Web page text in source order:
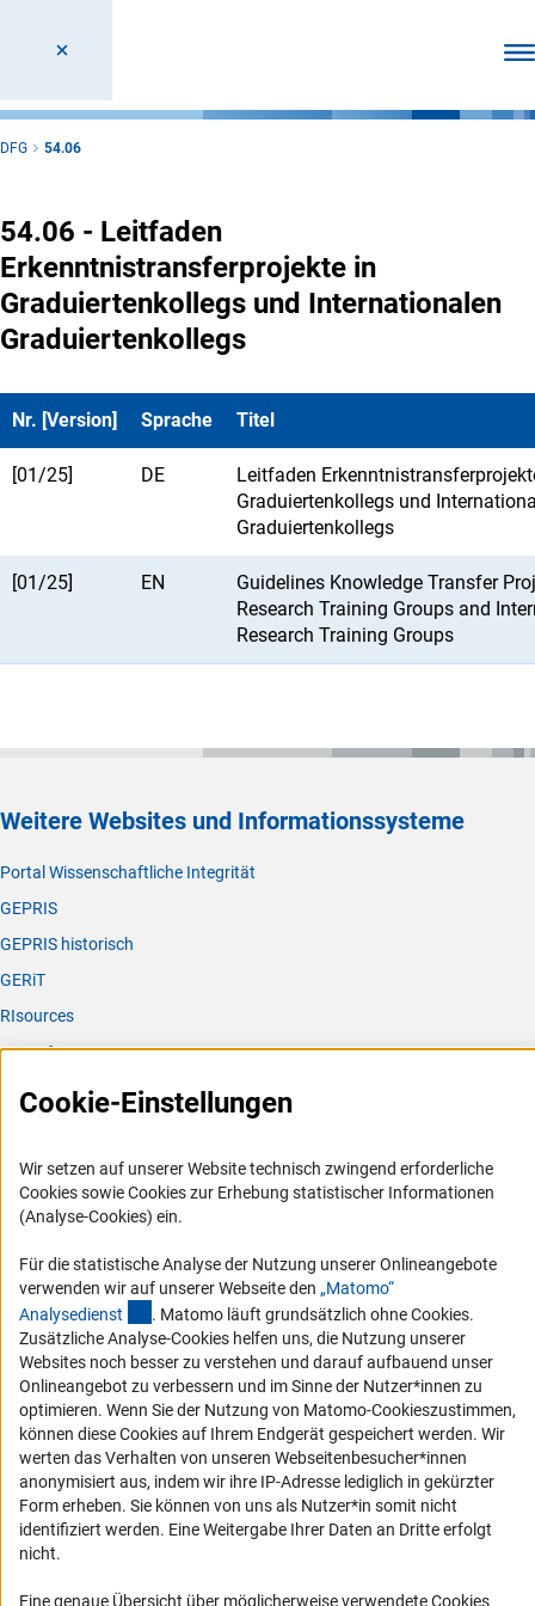
DFG 54.06
54.06 - Leitfaden
Erkenntnistransferprojekte in
Graduiertenkollegs und Internationalen
Graduiertenkollegs
Nr. [Version] Sprache Titel
[01/25] DE
Leitfaden
Graduiertenkollegs und
Graduiertenkollegs
[01/25] EN
Guidelines Knowledge Transfer
Research Training Groups and
Research Training Groups
Weitere Websites und Informationssysteme
Portal Wissenschaftliche Integrität
GEPRIS
GEPRIS historisch
GERiT
RIsources
Service
Presse
Karriere
Logo und Corporate Design
Compliance
Vergabeverfahren
Barrierefreiheit
Service und Informationen für Menschen mit Behinderungen
Erklärung zur Barrierefreiheit
Barriere melden
DFG-aktuell
schauen Sie sich die Ausgaben online an.
Cookie-Einstellungen
Wir setzen auf unserer Website technisch zwingend erforderliche
Cookies sowie Cookies zur Erhebung statistischer Informationen
(Analyse-Cookies) ein.
Für die statistische Analyse der Nutzung unserer Onlineangebote
verwenden wir auf unserer Webseite den „Matomo“
Analysedienst (externer Link)
. Matomo läuft grundsätzlich ohne Cookies.
Zusätzliche Analyse-Cookies helfen uns, die Nutzung unserer
Websites noch besser zu verstehen und darauf aufbauend unser
Onlineangebot zu verbessern und im Sinne der Nutzer*innen zu
optimieren. Wenn Sie der Nutzung von Matomo-Cookieszustimmen,
können diese Cookies auf Ihrem Endgerät gespeichert werden. Wir
werten das Verhalten von unseren Webseitenbesucher*innen
anonymisiert aus, indem wir ihre IP-Adresse lediglich in gekürzter
Form erheben. Sie können von uns als Nutzer*in somit nicht
identifiziert werden. Eine Weitergabe Ihrer Daten an Dritte erfolgt
nicht.
Eine genaue Übersicht über möglicherweise verwendete Cookies